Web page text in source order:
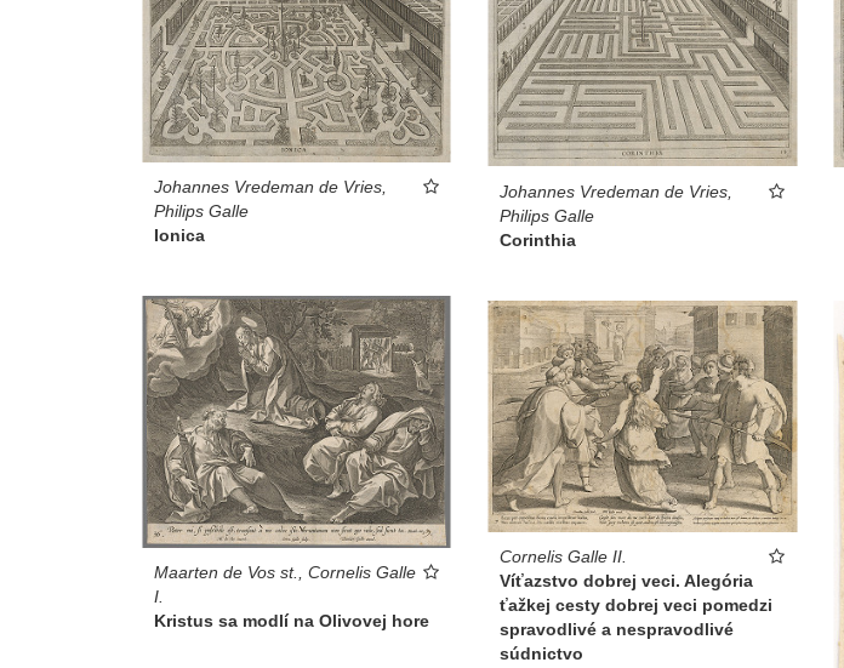
Johannes Vredeman de Vries,
Philips Galle
Ionica
Johannes Vredeman de Vries,
Philips Galle
Corinthia
Maarten de Vos st., Cornelis Galle
I.
Kristus sa modlí na Olivovej hore
Cornelis Galle II.
Víťazstvo dobrej veci. Alegória
ťažkej cesty dobrej veci pomedzi
spravodlivé a nespravodlivé
súdnictvo